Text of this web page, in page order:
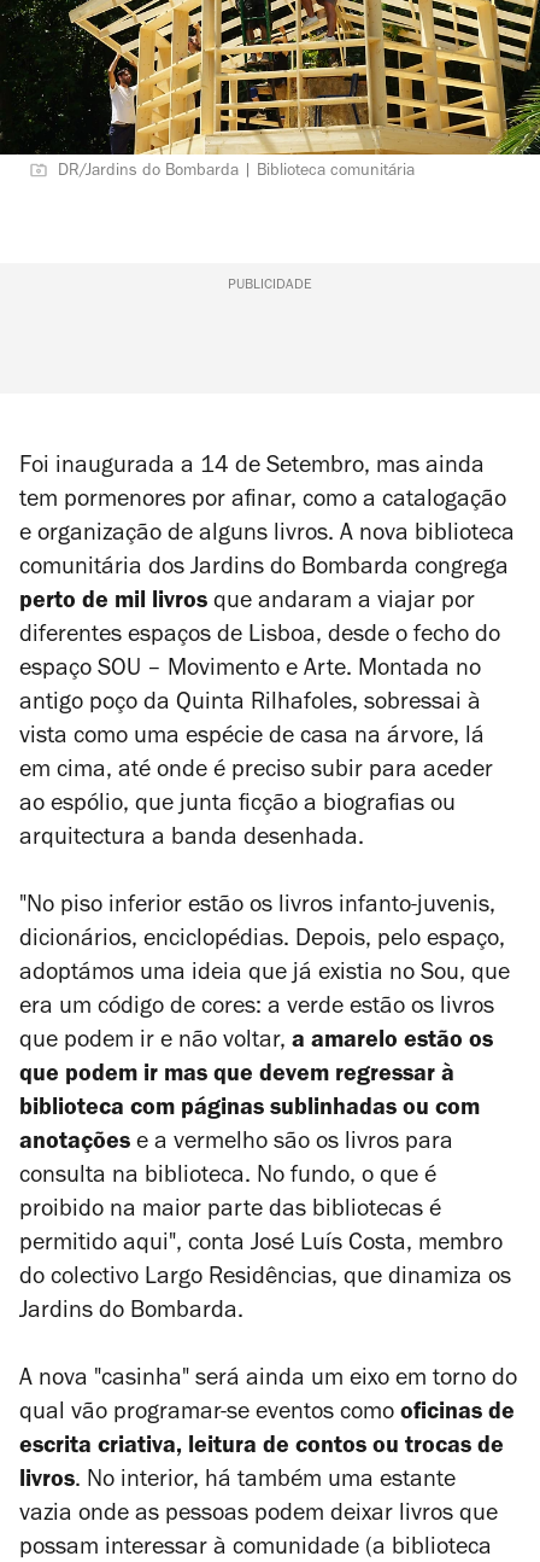
DR/Jardins do Bombarda | Biblioteca comunitária
PUBLICIDADE
Foi inaugurada a 14 de Setembro, mas ainda
tem pormenores por afinar, como a catalogação
e organização de alguns livros. A nova biblioteca
comunitária dos Jardins do Bombarda congrega
perto de mil livros que andaram a viajar por
diferentes espaços de Lisboa, desde o fecho do
espaço SOU – Movimento e Arte. Montada no
antigo poço da Quinta Rilhafoles, sobressai à
vista como uma espécie de casa na árvore, lá
em cima, até onde é preciso subir para aceder
ao espólio, que junta ficção a biografias ou
arquitectura a banda desenhada.
"No piso inferior estão os livros infanto-juvenis,
dicionários, enciclopédias. Depois, pelo espaço,
adoptámos uma ideia que já existia no Sou, que
era um código de cores: a verde estão os livros
que podem ir e não voltar, a amarelo estão os
que podem ir mas que devem regressar à
biblioteca com páginas sublinhadas ou com
anotações e a vermelho são os livros para
consulta na biblioteca. No fundo, o que é
proibido na maior parte das bibliotecas é
permitido aqui", conta José Luís Costa, membro
do colectivo Largo Residências, que dinamiza os
Jardins do Bombarda.
A nova "casinha" será ainda um eixo em torno do
qual vão programar-se eventos como oficinas de
escrita criativa, leitura de contos ou trocas de
livros. No interior, há também uma estante
vazia onde as pessoas podem deixar livros que
possam interessar à comunidade (a biblioteca